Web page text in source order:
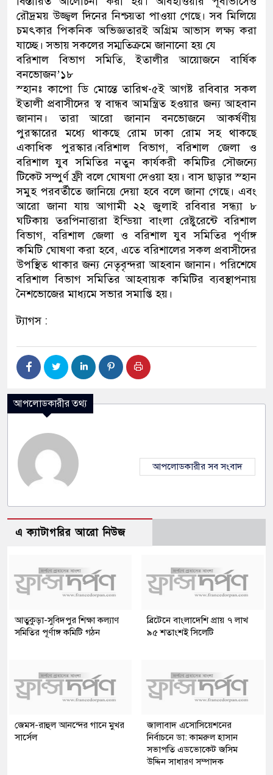
রৌদ্রময় উজ্জ্বল দিনের নিশ্চয়তা পাওয়া গেছে। সব মিলিয়ে
চমৎকার পিকনিক অভিজ্ঞতারই অগ্রিম আভাস লক্ষ্য করা
যাচ্ছে। সভায় সকলের সম্মতিক্রমে জানানো হয় যে
বরিশাল বিভাগ সমিতি, ইতালীর আয়োজনে বার্ষিক
বনভোজন’১৮
স্হানঃ কাপো ডি মোন্তে তারিখ-৫ই আগষ্ট রবিবার সকল
ইতালী প্রবাসীদের স্ব বান্ধব আমন্ত্রিত হওয়ার জন্য আহবান
জানান। তারা আরো জানান বনভোজনে আকর্ষণীয়
পুরস্কারের মধ্যে থাকছে রোম ঢাকা রোম সহ থাকছে
একাধিক পুরস্কার।বরিশাল বিভাগ, বরিশাল জেলা ও
বরিশাল যুব সমিতির নতুন কার্যকরী কমিটির সৌজন্যে
টিকেট সম্পুর্ণ ফ্রী বলে ঘোষণা দেওয়া হয়। বাস ছাড়ার স্হান
সমুহ পরবর্তীতে জানিয়ে দেয়া হবে বলে জানা গেছে। এবং
আরো জানা যায় আগামী ২২ জুলাই রবিবার সন্ধ্যা ৮
ঘটিকায় তরপিনাত্তারা ইন্ডিয়া বাংলা রেষ্টুরেন্টে বরিশাল
বিভাগ, বরিশাল জেলা ও বরিশাল যুব সমিতির পূর্ণাঙ্গ
কমিটি ঘোষণা করা হবে, এতে বরিশালের সকল প্রবাসীদের
উপস্থিত থাকার জন্য নেতৃবৃন্দরা আহবান জানান। পরিশেষে
বরিশাল বিভাগ সমিতির আহবায়ক কমিটির ব্যবস্থাপনায়
নৈশভোজের মাধ্যমে সভার সমাপ্তি হয়।
ট্যাগস :
আপলোডকারীর তথ্য
আপলোডকারীর সব সংবাদ
এ ক্যাটাগরির আরো নিউজ
আতুকুড়া-সুবিদপুর শিক্ষা কল্যাণ
সমিতির পূর্ণাঙ্গ কমিটি গঠন
ব্রিটেনে বাংলাদেশি প্রায় ৭ লাখ
৯৫ শতাংশই সিলেটি
জেমস-রাহুল আনন্দের গানে মুখর
সার্সেল
জালাবাদ এসোসিয়েশনের
নির্বাচনে ডা: কামরুল হাসান
সভাপতি এডভোকেট জসিম
উদ্দিন সাধারণ সম্পাদক